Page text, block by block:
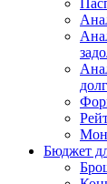
Бюджет